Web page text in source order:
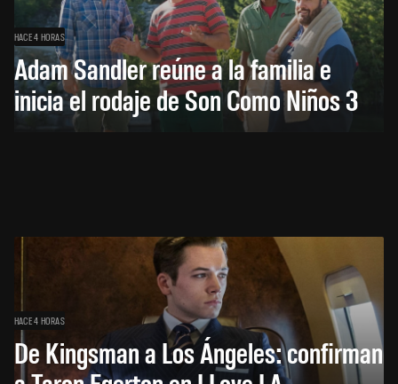
HACE 4 HORAS
Adam Sandler reúne a la familia e
inicia el rodaje de Son Como Niños 3
HACE 4 HORAS
De Kingsman a Los Ángeles: confirman